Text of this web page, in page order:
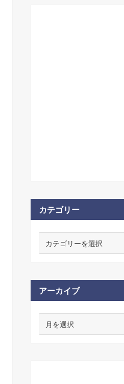
カテゴリー
アーカイブ